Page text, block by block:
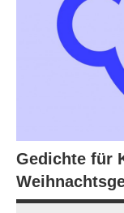
Gedichte für